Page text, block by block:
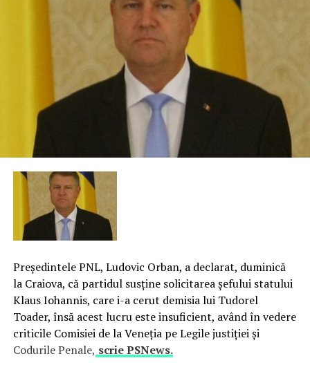
Preşedintele PNL, Ludovic Orban, a declarat, duminică
la Craiova, că partidul susţine solicitarea şefului statului
Klaus Iohannis, care i-a cerut demisia lui Tudorel
Toader, însă acest lucru este insuficient, având în vedere
criticile Comisiei de la Veneţia pe Legile justiţiei şi
Codurile Penale, scrie PSNews.